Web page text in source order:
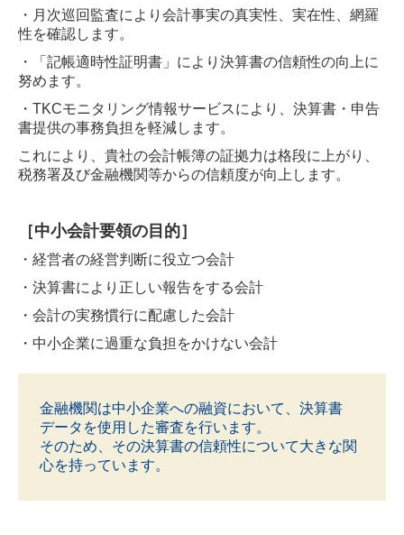
・月次巡回監査により会計事実の真実性、実在性、網羅
性を確認します。
・「記帳適時性証明書」により決算書の信頼性の向上に
努めます。
・TKCモニタリング情報サービスにより、決算書・申告
書提供の事務負担を軽減します。
これにより、貴社の会計帳簿の証拠力は格段に上がり、
税務署及び金融機関等からの信頼度が向上します。
［中小会計要領の目的］
・経営者の経営判断に役立つ会計
・決算書により正しい報告をする会計
・会計の実務慣行に配慮した会計
・中小企業に過重な負担をかけない会計
金融機関は中小企業への融資において、決算書
データを使用した審査を行います。
そのため、その決算書の信頼性について大きな関
心を持っています。